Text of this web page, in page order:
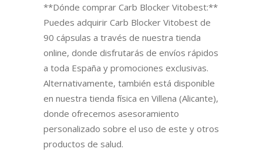
**Dónde comprar Carb Blocker Vitobest:**
Puedes adquirir Carb Blocker Vitobest de
90 cápsulas a través de nuestra tienda
online, donde disfrutarás de envíos rápidos
a toda España y promociones exclusivas.
Alternativamente, también está disponible
en nuestra tienda física en Villena (Alicante),
donde ofrecemos asesoramiento
personalizado sobre el uso de este y otros
productos de salud.